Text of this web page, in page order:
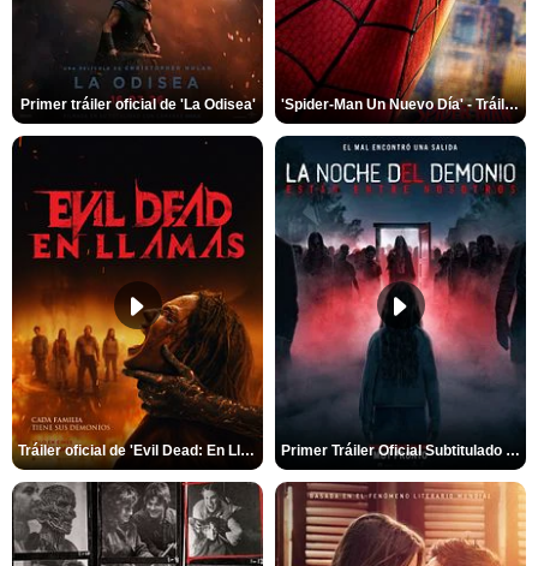
Primer tráiler oficial de 'La Odisea' 'Spider-Man Un Nuevo Día' - Tráiler oficial subtitulado
Tráiler oficial de 'Evil Dead: En Llamas' Primer Tráiler Oficial Subtitulado de 'La Noche Del Demonio: Están Entre Nosotros'